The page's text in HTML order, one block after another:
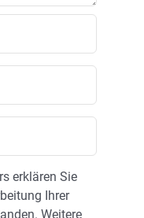
erklären Sie
Ihrer
Weitere